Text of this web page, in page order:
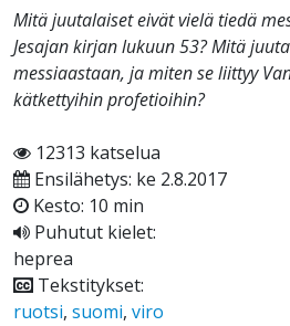
Mitä juutalaiset eivät vielä tiedä
Jesajan kirjan lukuun 53? Mitä
messiaastaan, ja miten se liittyy
kätkettyihin profetioihin?
12313 katselua
Ensilähetys: ke 2.8.2017
Kesto: 10 min
Puhutut kielet:
heprea
Tekstitykset:
ruotsi, suomi, viro